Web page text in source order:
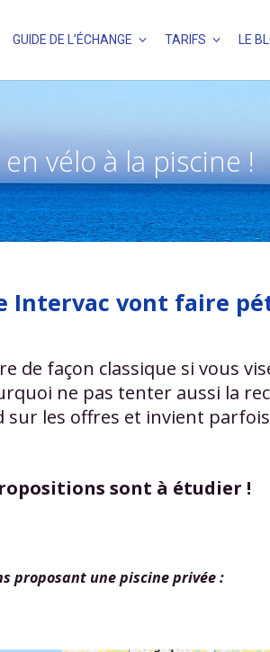
GUIDE DE L’ÉCHANGE TARIFS LE
en vélo à la piscine !
Intervac vont faire
de façon classique si vous
ne pas tenter aussi la
les offres et invient
sont à étudier !
proposant une piscine privée :